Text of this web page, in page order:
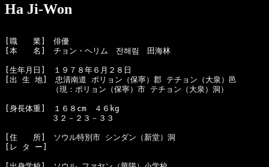
Ha Ji-Won
[職　　業]　俳優
[本　　名]　チョン・ヘリム　전해림　田海林
[生年月日]　１９７８年６月２８日
[出 生 地]　忠清南道 ポリョン（保寧）郡 テチョン（大泉）邑
[身長体重]　１６８cm　４６kg
３２－２３－３３
[住　　所]　ソウル特別市 シンダン（新堂）洞
[レ タ ー]